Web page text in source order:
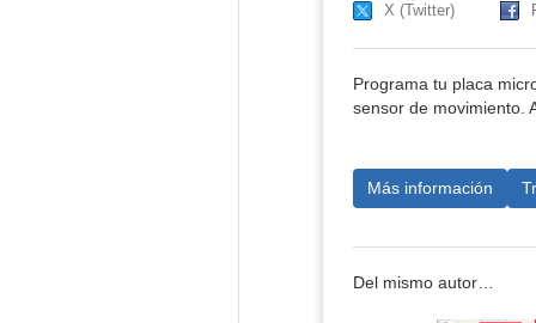
X (Twitter)
Programa tu placa
sensor de movimiento.
Más información
Del mismo autor…